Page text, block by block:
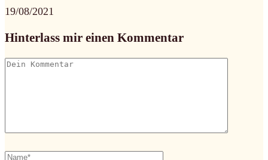
19/08/2021
Hinterlass mir einen Kommentar